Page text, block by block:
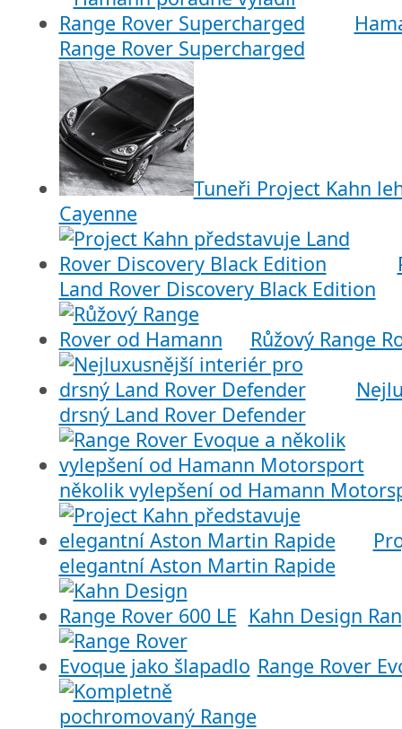
Range Rover Supercharged
Tuneři Project Kahn
Cayenne
Land Rover Discovery Black Edition
Růžový Range
drsný Land Rover Defender
několik vylepšení od Hamann
elegantní Aston Martin Rapide
Kahn Design
Range Rover